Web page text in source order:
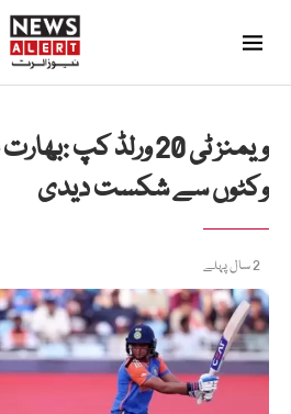
وکٹوں سے شکست دیدی
2 سال پہلے